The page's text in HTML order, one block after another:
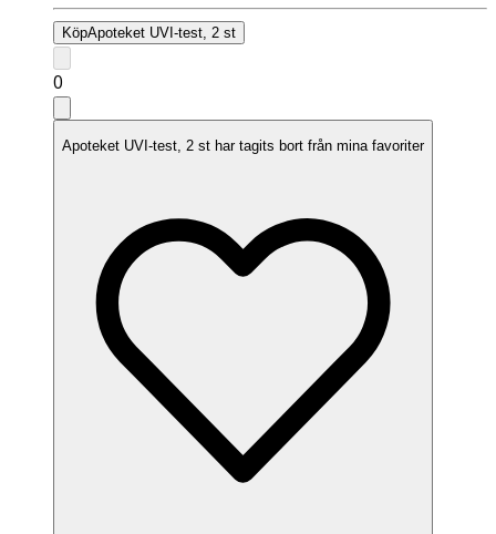
KöpApoteket UVI-test, 2 st
0
Apoteket UVI-test, 2 st har tagits bort från mina favoriter